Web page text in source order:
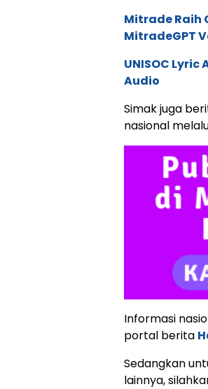
Mitrade Raih
MitradeGPT
UNISOC
Audio
Simak juga
nasional
Informasi
portal berita
Sedangkan
lainnya,